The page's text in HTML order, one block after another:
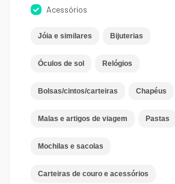
Acessórios
Jóia e similares Bijuterias
Óculos de sol Relógios
Bolsas/cintos/carteiras Chapéus
Malas e artigos de viagem Pastas
Mochilas e sacolas
Carteiras de couro e acessórios